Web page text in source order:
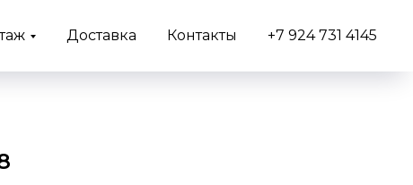
Доставка Контакты +7 924 731 4145